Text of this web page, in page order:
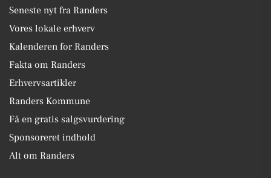
Seneste nyt fra Randers
Vores lokale erhverv
Kalenderen for Randers
Fakta om Randers
Erhvervsartikler
Randers Kommune
Få en gratis salgsvurdering
Sponsoreret indhold
Alt om Randers